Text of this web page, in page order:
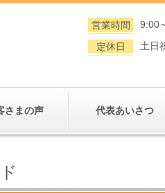
営業時間
9:00
定休日
土日
さまの声 代表あいさつ